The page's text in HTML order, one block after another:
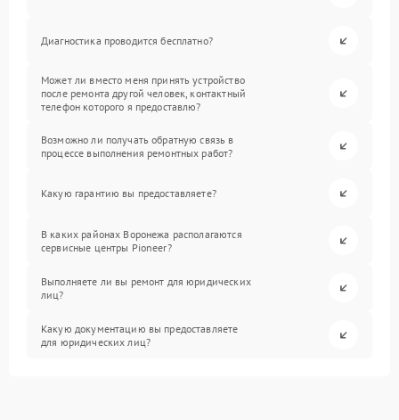
Диагностика проводится бесплатно?
Может ли вместо меня принять устройство
после ремонта другой человек, контактный
телефон которого я предоставлю?
Возможно ли получать обратную связь в
процессе выполнения ремонтных работ?
Какую гарантию вы предоставляете?
В каких районах Воронежа располагаются
сервисные центры Pioneer?
Выполняете ли вы ремонт для юридических
лиц?
Какую документацию вы предоставляете
для юридических лиц?